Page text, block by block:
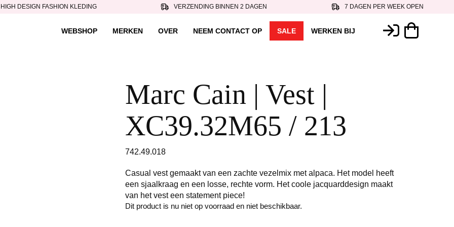
HIGH DESIGN FASHION KLEDING VERZENDING BINNEN 2 DAGEN 7 DAGEN PER WEEK OPEN
WEBSHOP MERKEN OVER NEEM CONTACT OP SALE WERKEN BIJ
Marc Cain | Vest |
XC39.32M65 / 213
742.49.018
Casual vest gemaakt van een zachte vezelmix met alpaca. Het model heeft
een sjaalkraag en een losse, rechte vorm. Het coole jacquarddesign maakt
van het vest een statement piece!
Dit product is nu niet op voorraad en niet beschikbaar.